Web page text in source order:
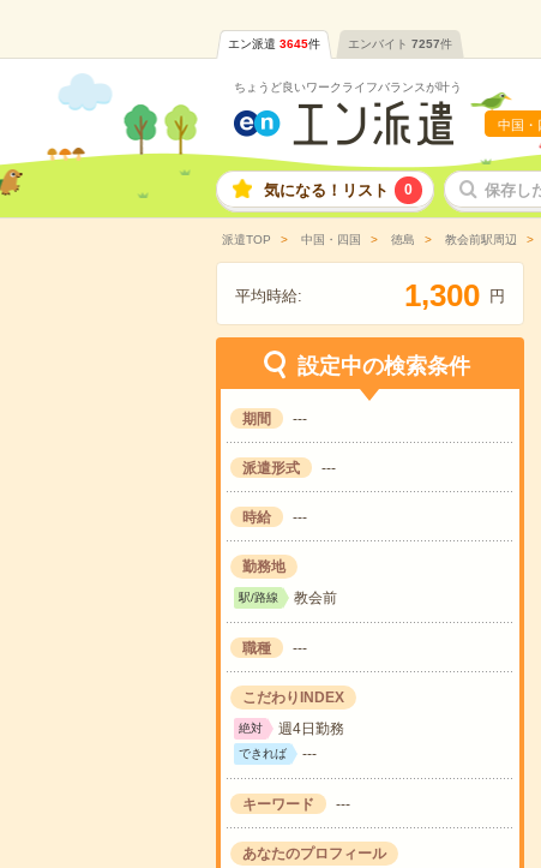
エン派遣 3645件 エンバイト 7257件
ちょうど良いワークライフバランスが叶う
中国・
気になる！リスト 0 保存し
派遣TOP 中国・四国 徳島 教会前駅周辺
平均時給: 1,300 円
設定中の検索条件
期間 ---
派遣形式 ---
時給 ---
勤務地
駅/路線 教会前
職種 ---
こだわりINDEX
絶対 週4日勤務
できれば ---
キーワード ---
あなたのプロフィール